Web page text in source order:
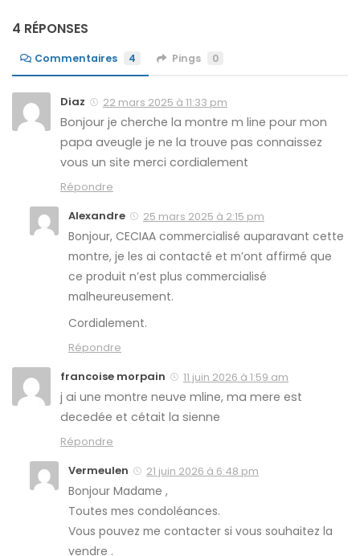
4 RÉPONSES
Commentaires 4 Pings 0
Diaz 22 mars 2025 à 11:33 pm
Bonjour je cherche la montre m line pour mon
papa aveugle je ne la trouve pas connaissez
vous un site merci cordialement
Répondre
Alexandre
25 mars 2025 à 2:15 pm
Bonjour, CECIAA commercialisé auparavant cette
montre, je les ai contacté et m’ont affirmé que
ce produit n’est plus commercialisé
malheureusement.
Cordialement.
Répondre
francoise morpain
11 juin 2026 à 1:59 am
j ai une montre neuve mline, ma mere est
decedée et cétait la sienne
Répondre
Vermeulen
21 juin 2026 à 6:48 pm
Bonjour Madame ,
Toutes mes condoléances.
Vous pouvez me contacter si vous souhaitez la
vendre .